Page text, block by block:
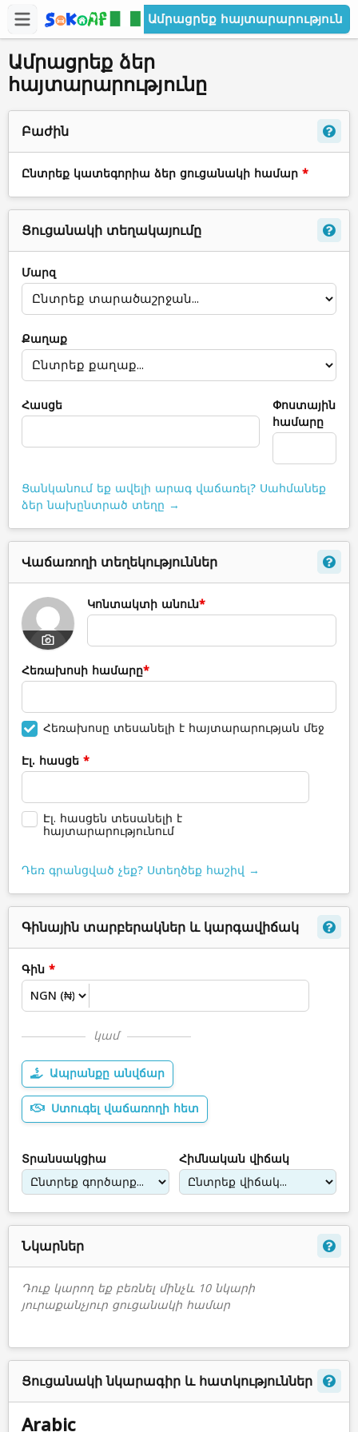
Ամրացրեք հայտարարություն
Ամրացրեք ձեր
հայտարարությունը
Բաժին
Ընտրեք կատեգորիա ձեր ցուցանակի համար*
Ցուցանակի տեղակայումը
Մարզ
Քաղաք
Հասցե Փոստային
համարը
Ցանկանում եք ավելի արագ վաճառել? Սահմանեք
ձեր նախընտրած տեղը →
Վաճառողի տեղեկություններ
Կոնտակտի անուն*
Հեռախոսի համարը*
Հեռախոսը տեսանելի է հայտարարության մեջ
Էլ. հասցե*
Էլ. հասցեն տեսանելի է
հայտարարությունում
Դեռ գրանցված չեք? Ստեղծեք հաշիվ →
Գինային տարբերակներ և կարգավիճակ
Գին*
կամ
Ապրանքը անվճար
Ստուգել վաճառողի հետ
Տրանսակցիա Հիմնական վիճակ
Նկարներ
Դուք կարող եք բեռնել մինչև 10 նկարի
յուրաքանչյուր ցուցանակի համար
Ցուցանակի նկարագիր և հատկություններ